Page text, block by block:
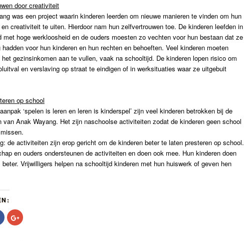
door creativiteit
was een project waarin kinderen leerden om nieuwe manieren te vinden om hun
creativiteit te uiten. Hierdoor nam hun zelfvertrouwen toe. De kinderen leefden in
met hoge werkloosheid en de ouders moesten zo vechten voor hun bestaan dat ze
hadden voor hun kinderen en hun rechten en behoeften. Veel kinderen moeten
het gezinsinkomen aan te vullen, vaak na schooltijd. De kinderen lopen risico om
en verslaving op straat te eindigen of in werksituaties waar ze uitgebuit
op school
‘spelen is leren en leren is kinderspel’ zijn veel kinderen betrokken bij de
van Anak Wayang. Het zijn naschoolse activiteiten zodat de kinderen geen school
de activiteiten zijn erop gericht om de kinderen beter te laten presteren op school.
en ouders ondersteunen de activiteiten en doen ook mee. Hun kinderen doen
Vrijwilligers helpen na schooltijd kinderen met hun huiswerk of geven hen
Klik
om
Klik
om